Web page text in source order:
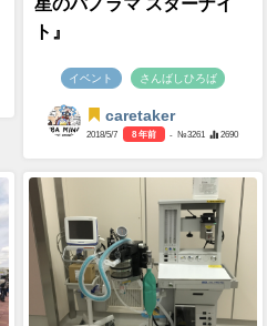
星のパノラマ スターナイ
ト』
イベント さんばしひろば
caretaker
2018/5/7 8 年前 - №3261 2690